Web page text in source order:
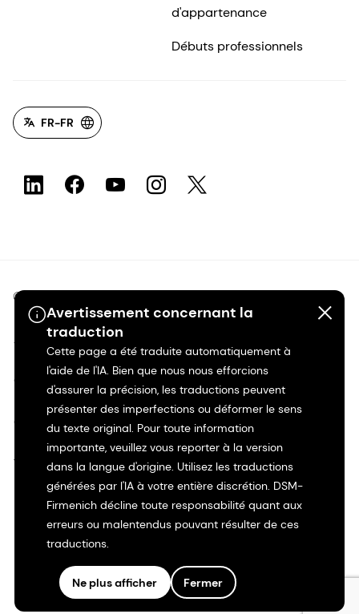
Avertissement concernant la
traduction
Cette page a été traduite automatiquement à
l'aide de l'IA. Bien que nous nous efforcions
d'assurer la précision, les traductions peuvent
présenter des imperfections ou déformer le sens
du texte original. Pour toute information
importante, veuillez vous reporter à la version
dans la langue d'origine. Utilisez les traductions
générées par l'IA à votre entière discrétion. DSM-
Firmenich décline toute responsabilité quant aux
erreurs ou malentendus pouvant résulter de ces
traductions.
Ne plus afficher Fermer
d'appartenance
Débuts professionnels
FR-FR
©2026 dsm-firmenich. Tous droits réservés.
Avis de confidentialité
Conditions d'utilisation
Conditions d'utilisation
Transparence en Californie
Déclaration d'accessibilité
Informations juridiques
Plan du site